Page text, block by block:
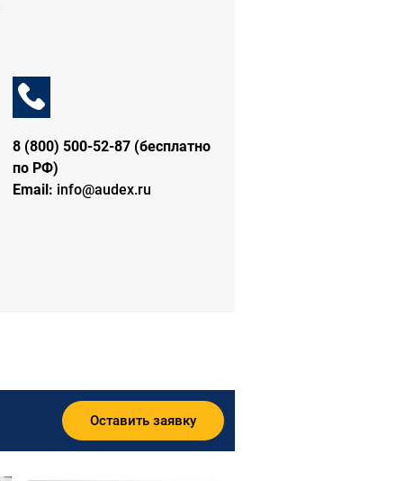
8 (800) 500-52-87 (бесплатно
по РФ)
Email: info@audex.ru
Оставить заявку